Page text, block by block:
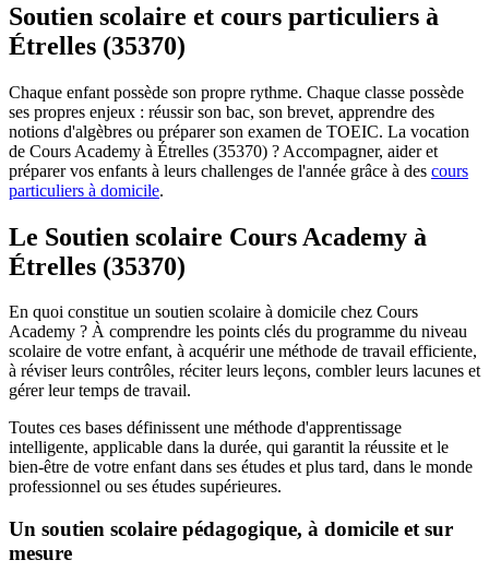
Soutien scolaire et cours particuliers à
Étrelles (35370)
Chaque enfant possède son propre rythme. Chaque classe possède
ses propres enjeux : réussir son bac, son brevet, apprendre des
notions d'algèbres ou préparer son examen de TOEIC. La vocation
de Cours Academy à Étrelles (35370) ? Accompagner, aider et
préparer vos enfants à leurs challenges de l'année grâce à des cours
particuliers à domicile.
Le Soutien scolaire Cours Academy à
Étrelles (35370)
En quoi constitue un soutien scolaire à domicile chez Cours
Academy ? À comprendre les points clés du programme du niveau
scolaire de votre enfant, à acquérir une méthode de travail efficiente,
à réviser leurs contrôles, réciter leurs leçons, combler leurs lacunes et
gérer leur temps de travail.
Toutes ces bases définissent une méthode d'apprentissage
intelligente, applicable dans la durée, qui garantit la réussite et le
bien-être de votre enfant dans ses études et plus tard, dans le monde
professionnel ou ses études supérieures.
Un soutien scolaire pédagogique, à domicile et sur
mesure